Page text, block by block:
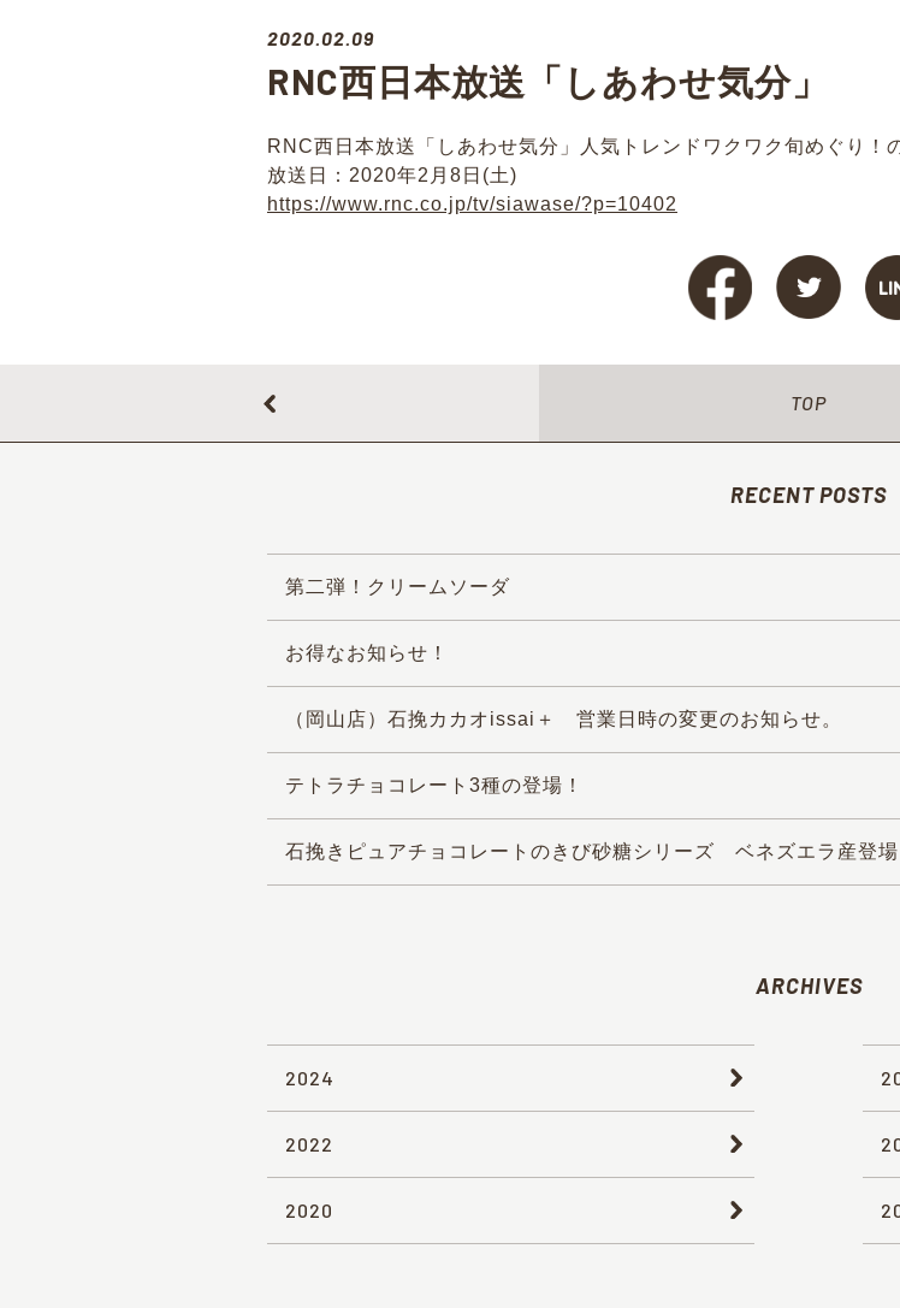
2020.02.09
RNC西日本放送「しあわせ気分」
RNC西日本放送「しあわせ気分」人気トレンドワクワク旬めぐり！
放送日：2020年2月8日(土)
https://www.rnc.co.jp/tv/siawase/?p=10402
TOP
RECENT POSTS
第二弾！クリームソーダ
お得なお知らせ！
（岡山店）石挽カカオissai＋ 営業日時の変更のお知らせ。
テトラチョコレート3種の登場！
石挽きピュアチョコレートのきび砂糖シリーズ ベネズエラ産登場
ARCHIVES
2024
2022
2020